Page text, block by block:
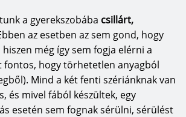
a gyerekszobába csillárt,
az esetben az sem gond, hogy
még így sem fogja elérni a
fontos, hogy törhetetlen anyagból
Mind a két fenti szériánknak van
és mivel fából készültek, egy
esetén sem fognak sérülni, sérülést